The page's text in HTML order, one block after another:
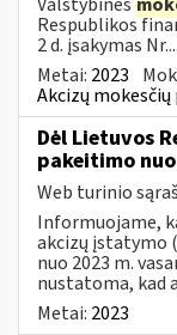
Respublikos
2 d. įsakymas Nr....
Metai: 2023
Akcizų
Dėl Lietuvos
pakeitimo
Web turinio
Informuojame,
akcizų įstatymo
nuo 2023 m.
nustatoma, kad
Metai: 2023